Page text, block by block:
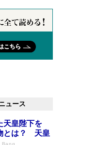
ュース
天皇陛下を
とは？ 天皇
Bang